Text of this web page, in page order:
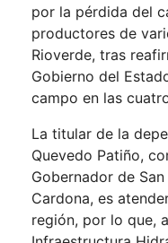
por la pérdida del
productores de
Rioverde, tras
Gobierno del
campo en las
La titular de la
Quevedo Patiño,
Gobernador de
Cardona, es
región, por lo que,